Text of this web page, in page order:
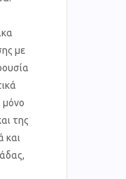
με
μόνο
της
και